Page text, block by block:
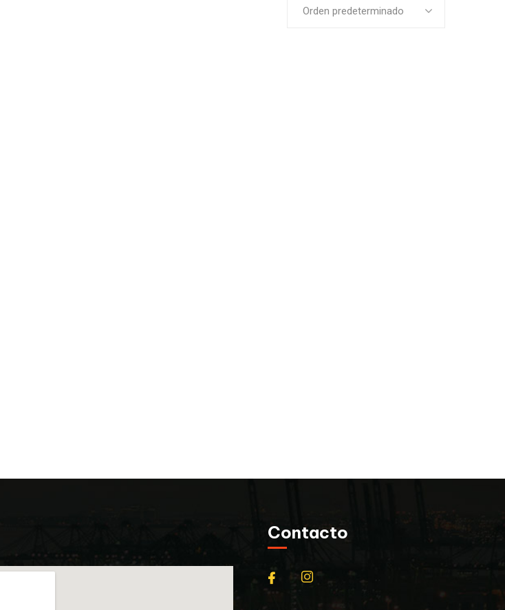
Orden predeterminado
Contacto